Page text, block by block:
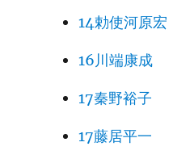
14勅使河原宏
16川端康成
17秦野裕子
17藤居平一